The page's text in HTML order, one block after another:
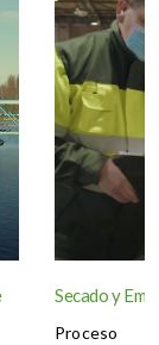
Secado y
Proceso